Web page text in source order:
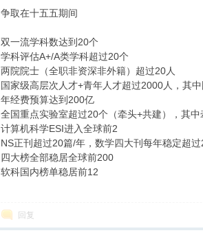
争取在十五五期间
双一流学科数达到20个
学科评估A+/A类学科超过20个
两院院士（全职非资深非外籍）超过20人
国家级高层次人才+青年人才超过2000人，其
年经费预算达到200亿
全国重点实验室超过20个（牵头+共建），其中
计算机科学ESI进入全球前2
NS正刊超过20篇/年，数学四大刊每年稳定超过
四大榜全部稳居全球前200
软科国内榜单稳居前12
回复